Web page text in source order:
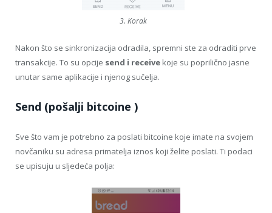
3. Korak
Nakon što se sinkronizacija odradila, spremni ste za odraditi prve
transakcije. To su opcije send i receive koje su poprilično jasne
unutar same aplikacije i njenog sučelja.
Send (pošalji bitcoine )
Sve što vam je potrebno za poslati bitcoine koje imate na svojem
novčaniku su adresa primatelja iznos koji želite poslati. Ti podaci
se upisuju u sljedeća polja: